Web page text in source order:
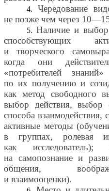
Чередование
не позже чем через
Наличие и
способствующих
и творческого
когда они
«потребителей
по их получению и
как метод свободного
выбор действия, выбор
способа взаимодействия,
активные методы
в группах, ролевая
как исследователь);
на самопознание и
общения,
и взаимооценки).